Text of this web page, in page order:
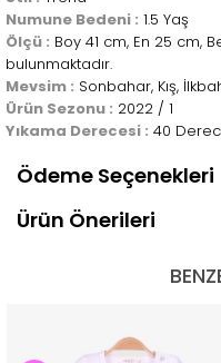
Numune Bedeni : 1.5 Yaş
Ölçü : Boy 41 cm, En 25 cm,
bulunmaktadır.
Mevsim : Sonbahar, Kış,
Ürün Sezonu : 2022 / 1
Yıkama Derecesi : 40
Ödeme Seçenekleri
Ürün Önerileri